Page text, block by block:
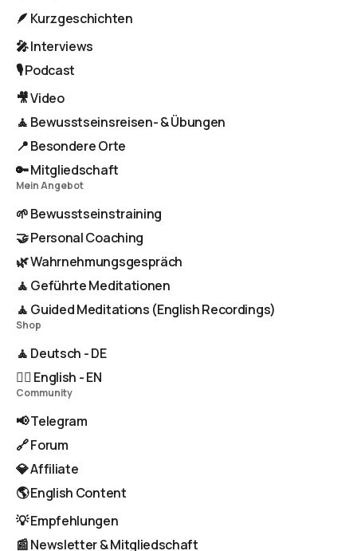
🪶 Kurzgeschichten
🎤 Interviews
🎙️ Podcast
🎥 Video
🧘 Bewusstseinsreisen- & Übungen
📍 Besondere Orte
🔑 Mitgliedschaft
Mein Angebot
🌱 Bewusstseinstraining
🤝 Personal Coaching
🌿 Wahrnehmungsgespräch
🧘 Geführte Meditationen
🧘 Guided Meditations (English Recordings)
Shop
🧘 Deutsch - DE
🧘‍♂️ English - EN
Community
📢 Telegram
🔗 Forum
💎 Affiliate
🌎 English Content
💡 Empfehlungen
📰 Newsletter & Mitgliedschaft